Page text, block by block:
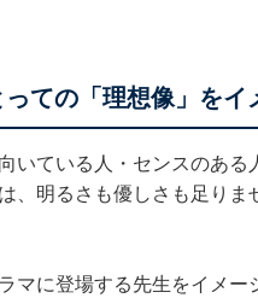
ての「理想像」を
いている人・センスのある
、明るさも優しさも足り
マに登場する先生をイメ